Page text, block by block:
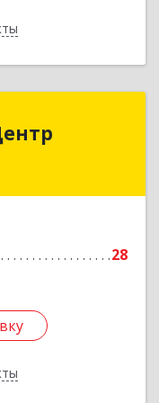
28
Центр
Красноуфимск г,